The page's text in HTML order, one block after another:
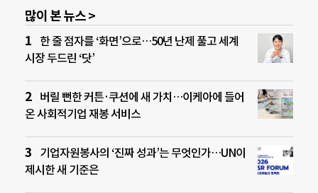
많이 본 뉴스 >
한 줄 점자를 ‘화면’으로…50년 난제 풀고 세계
시장 두드린 ‘닷’
버릴 뻔한 커튼·쿠션에 새 가치…이케아에 들어
온 사회적기업 재봉 서비스
기업자원봉사의 ‘진짜 성과’는 무엇인가…UN이
제시한 새 기준은